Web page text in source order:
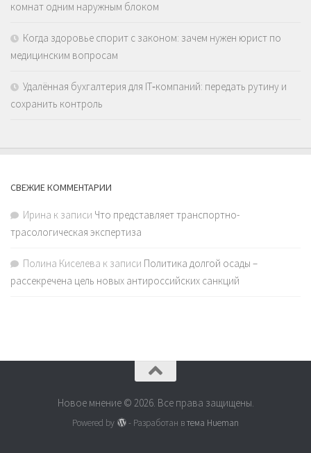
комнат одним наружным блоком
Когда здоровье спорит с законом: зачем нужен юрист по
медицинским вопросам
Удалённая бухгалтерия для IT‑компаний: передать рутину и
сохранить контроль
СВЕЖИЕ КОММЕНТАРИИ
Ирина к записи Что представляет транспортно-
трасологическая экспертиза
Полина Киселева к записи Политика долгой осады –
рассекречена цель новых антироссийских санкций
Новое мнение © 2026. Все права защищены.
Powered by - Разработан втема Hueman